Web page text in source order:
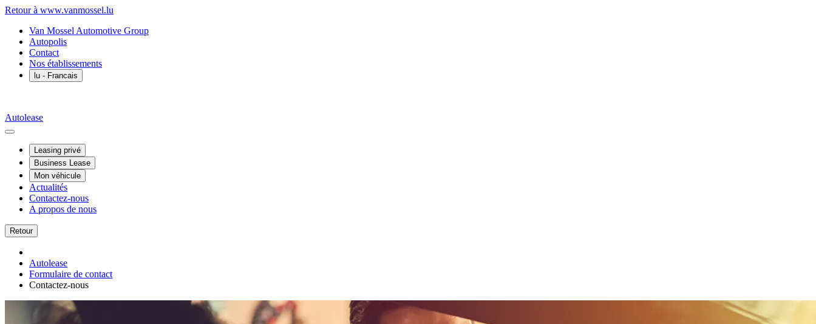
Retour à www.vanmossel.lu
Van Mossel Automotive Group
Autopolis
Contact
Nos établissements
lu - Francais
Autolease
Leasing privé
Business Lease
Mon véhicule
Actualités
Contactez-nous
A propos de nous
Retour
Autolease
Formulaire de contact
Contactez-nous